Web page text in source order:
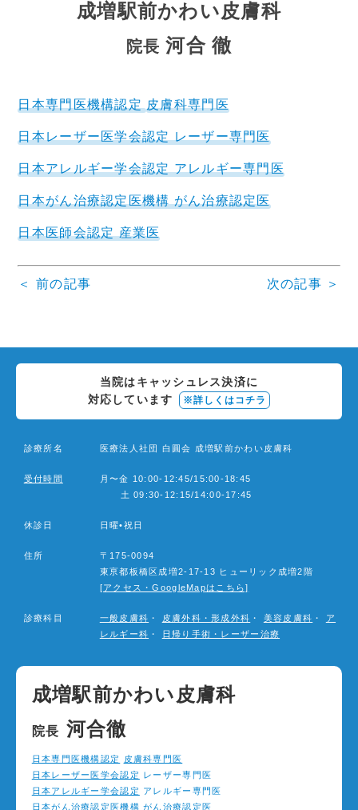
成増駅前かわい皮膚科
院長 河合 徹
日本専門医機構認定 皮膚科専門医
日本レーザー医学会認定 レーザー専門医
日本アレルギー学会認定 アレルギー専門医
日本がん治療認定医機構 がん治療認定医
日本医師会認定 産業医
ナ
ゲ
ー
シ
ン
＜ 前の記事 次の記事 ＞
当院はキャッシュレス決済に
対応しています
※詳しくはコチラ
診療所名 医療法人社団 白圓会 成増駅前かわい皮膚科
受付時間
月〜金 10:00-12:45/15:00-18:45
土 09:30-12:15/14:00-17:45
休診日 日曜•祝日
住所
〒175-0094
東亰都板橋区成増2-17-13 ヒューリック成増2階
[アクセス・GoogleMapはこちら]
診療科目 一般皮膚科 ・ 皮膚外科・形成外科 ・ 美容皮膚科 ・
ア
レルギー科 ・ 日帰り手術・レーザー治療
成増駅前かわい皮膚科
院長 河合徹
日本専門医機構認定
皮膚科専門医
日本レーザー医学会認定 レーザー専門医
日本アレルギー学会認定 アレルギー専門医
日本がん治療認定医機構 がん治療認定医